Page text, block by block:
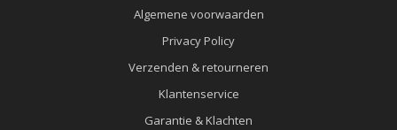
Algemene voorwaarden
Privacy Policy
Verzenden & retourneren
Klantenservice
Garantie & Klachten